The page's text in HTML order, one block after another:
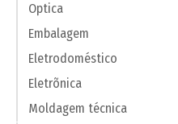
Optica
Embalagem
Eletrodoméstico
Eletrõnica
Moldagem técnica